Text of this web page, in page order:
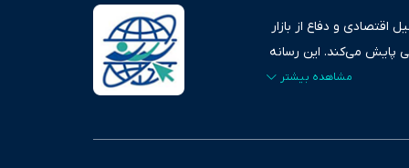
و دفاع از بازار
پایش می‌کند. این رسانه
بازارهای مالی،